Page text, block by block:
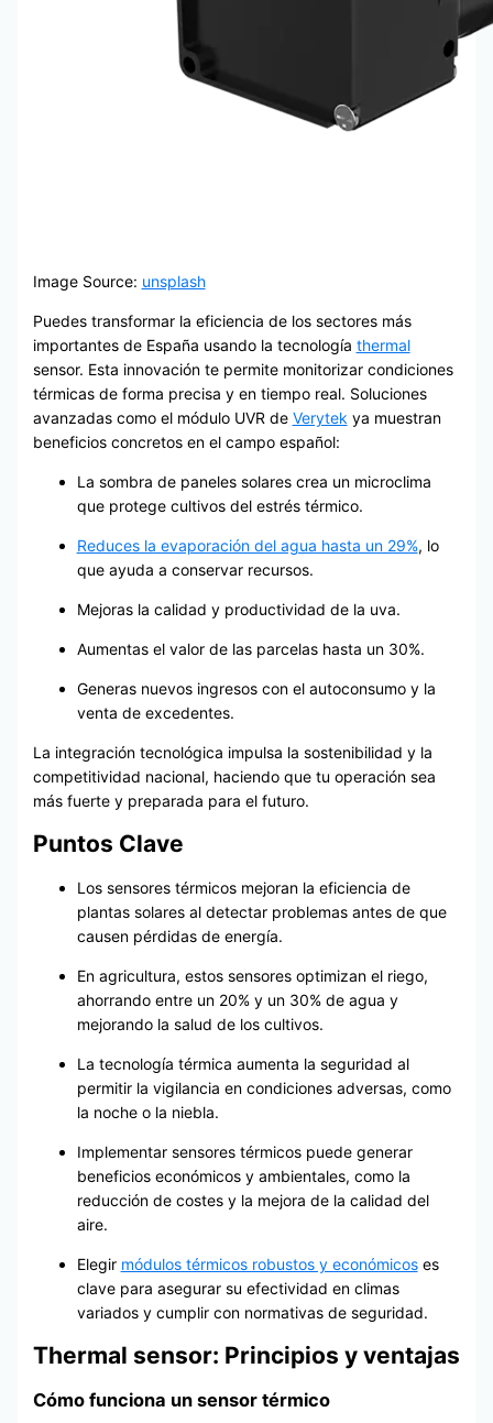
Image Source: unsplash
Puedes transformar la eficiencia de los sectores más
importantes de España usando la tecnología thermal
sensor. Esta innovación te permite monitorizar condiciones
térmicas de forma precisa y en tiempo real. Soluciones
avanzadas como el módulo UVR de Verytek ya muestran
beneficios concretos en el campo español:
La sombra de paneles solares crea un microclima
que protege cultivos del estrés térmico.
Reduces la evaporación del agua hasta un 29%, lo
que ayuda a conservar recursos.
Mejoras la calidad y productividad de la uva.
Aumentas el valor de las parcelas hasta un 30%.
Generas nuevos ingresos con el autoconsumo y la
venta de excedentes.
La integración tecnológica impulsa la sostenibilidad y la
competitividad nacional, haciendo que tu operación sea
más fuerte y preparada para el futuro.
Puntos Clave
Los sensores térmicos mejoran la eficiencia de
plantas solares al detectar problemas antes de que
causen pérdidas de energía.
En agricultura, estos sensores optimizan el riego,
ahorrando entre un 20% y un 30% de agua y
mejorando la salud de los cultivos.
La tecnología térmica aumenta la seguridad al
permitir la vigilancia en condiciones adversas, como
la noche o la niebla.
Implementar sensores térmicos puede generar
beneficios económicos y ambientales, como la
reducción de costes y la mejora de la calidad del
aire.
Elegir módulos térmicos robustos y económicoses
clave para asegurar su efectividad en climas
variados y cumplir con normativas de seguridad.
Thermal sensor: Principios y ventajas
Cómo funciona un sensor térmico